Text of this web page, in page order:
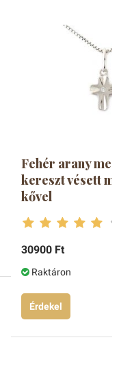
Fehér arany
kereszt vésett
kővel
30900 Ft
Raktáron
Érdekel